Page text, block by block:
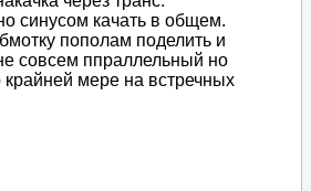
синусом качать в общем.
пополам поделить и
совсем ппраллельный но
крайней мере на встречных